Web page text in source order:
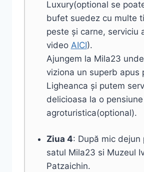
Luxury(optional se
bufet suedez cu multe
peste și carne, serviciu
video AICI).
Ajungem la Mila23
viziona un superb apus
Ligheanca și putem
delicioasa la o pensiune
agroturistica(optional).
Ziua 4: După mic dejun
satul Mila23 si Muzeul
Patzaichin.